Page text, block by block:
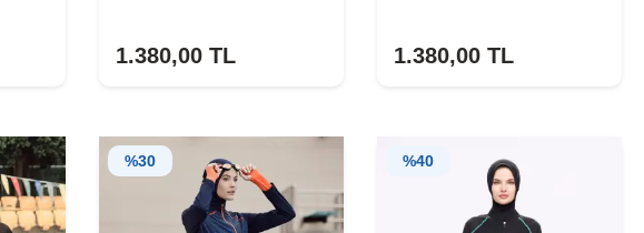
1.380,00 TL 1.380,00 TL
%30 %40